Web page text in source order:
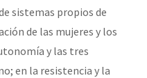
sistemas propios de
de las mujeres y los
y las tres
en la resistencia y la